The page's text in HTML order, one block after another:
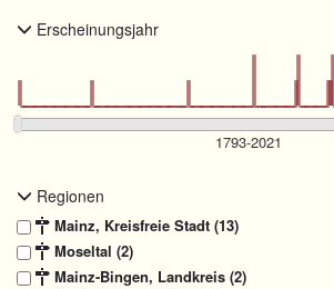
Erscheinungsjahr
Regionen
Mainz, Kreisfreie Stadt (13)
Moseltal (2)
Mainz-Bingen, Landkreis (2)